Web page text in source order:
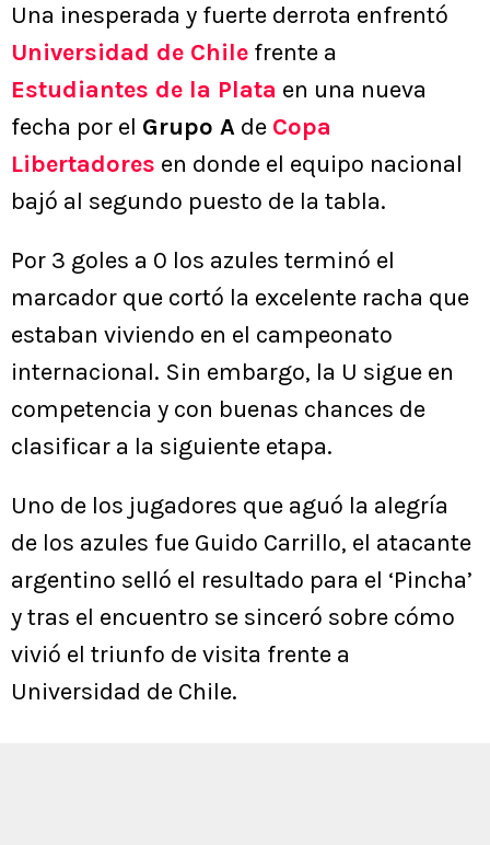
Una inesperada y fuerte derrota enfrentó
Universidad de Chile frente a
Estudiantes de la Plata en una nueva
fecha por el Grupo A de Copa
Libertadores en donde el equipo nacional
bajó al segundo puesto de la tabla.
Por 3 goles a 0 los azules terminó el
marcador que cortó la excelente racha que
estaban viviendo en el campeonato
internacional. Sin embargo, la U sigue en
competencia y con buenas chances de
clasificar a la siguiente etapa.
Uno de los jugadores que aguó la alegría
de los azules fue Guido Carrillo, el atacante
argentino selló el resultado para el ‘Pincha’
y tras el encuentro se sinceró sobre cómo
vivió el triunfo de visita frente a
Universidad de Chile.